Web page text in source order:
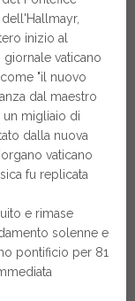
inizio al
vaticano
"il nuovo
dal maestro
migliaio di
dalla nuova
vaticano
fu replicata
e rimase
solenne e
pontificio per 81